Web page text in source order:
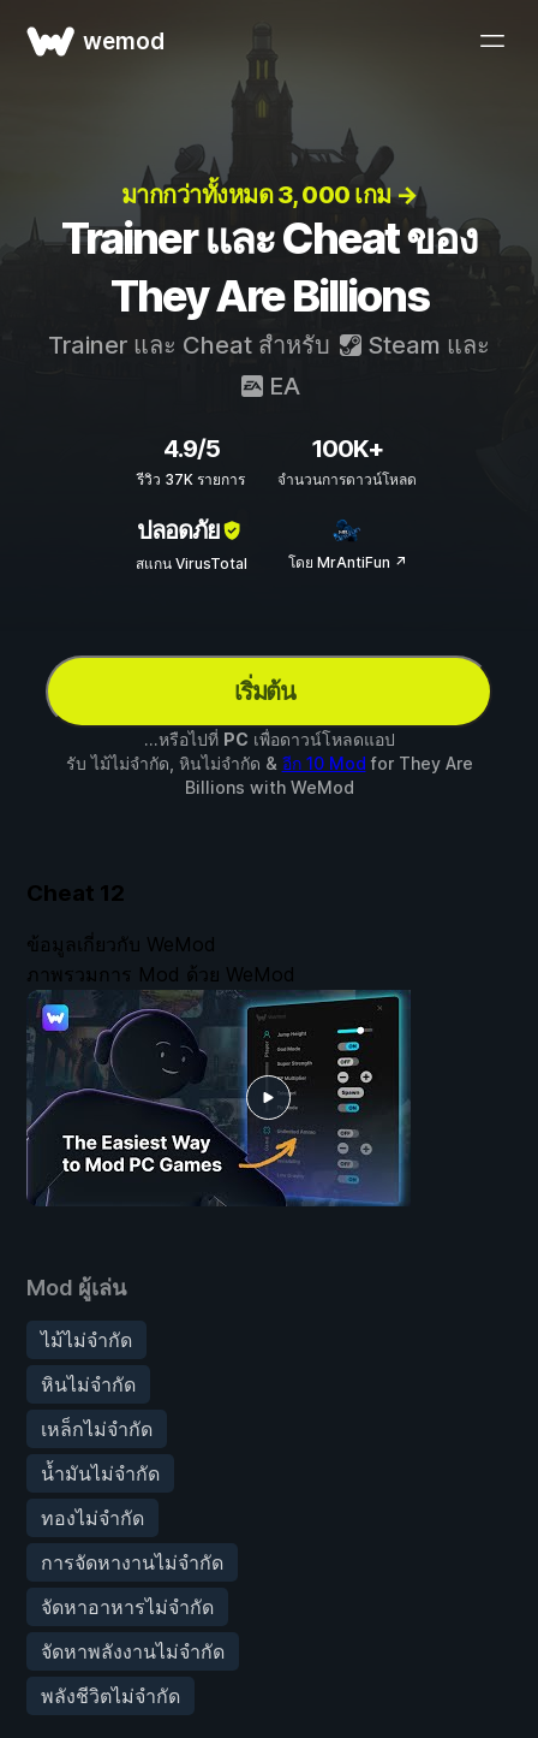
wemod
มากกว่าทั้งหมด 3, 000 เกม →
Trainer และ Cheat ของ
They Are Billions
Trainer และ Cheat สำหรับ Steam และ
EA
4.9/5
รีวิว 37K รายการ
100K+
จำนวนการดาวน์โหลด
ปลอดภัย
สแกน VirusTotal โดย MrAntiFun ↗
เริ่มต้น
...หรือไปที่ PC เพื่อดาวน์โหลดแอป
รับ ไม้ไม่จำกัด, หินไม่จำกัด & อีก 10 Mod for They Are
Billions with WeMod
Cheat 12
Mod ผู้เล่น
ไม้ไม่จำกัด
หินไม่จำกัด
เหล็กไม่จำกัด
น้ำมันไม่จำกัด
ทองไม่จำกัด
การจัดหางานไม่จำกัด
จัดหาอาหารไม่จำกัด
จัดหาพลังงานไม่จำกัด
พลังชีวิตไม่จำกัด
ข้อมูลเกี่ยวกับ WeMod
ภาพรวมการ Mod ด้วย WeMod